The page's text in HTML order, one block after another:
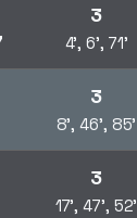
3
4', 6', 71'
3
8', 46', 85'
3
17', 47', 52'